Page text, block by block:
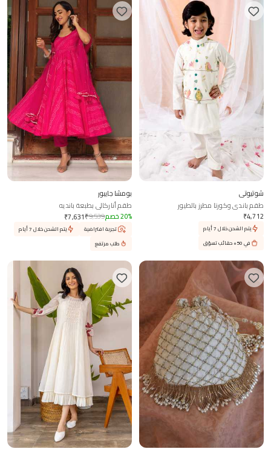
شوتيوتي
طقم باندي وكورتا مطرز بالطيور
₹4,712
يتم الشحن خلال 7 أيام
في 50+ حقائب تسوّق
بومشا جايبور
طقم أناركالي بطبعة بانديه
₹7,631₹9,539 20% خصم
تجربة افتراضية
يتم الشحن خلال 7 أيام
طلب مرتفع